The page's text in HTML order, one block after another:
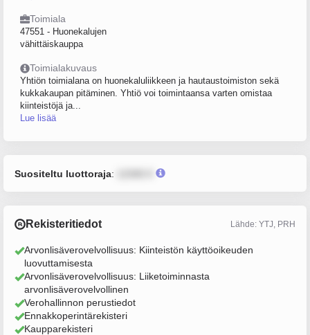
Toimiala
47551 - Huonekalujen
vähittäiskauppa
Toimialakuvaus
Yhtiön toimialana on huonekaluliikkeen ja hautaustoimiston sekä
kukkakaupan pitäminen. Yhtiö voi toimintaansa varten omistaa
kiinteistöjä ja...
Lue lisää
Suositeltu luottoraja:
Rekisteritiedot Lähde: YTJ, PRH
Arvonlisäverovelvollisuus: Kiinteistön käyttöoikeuden
luovuttamisesta
Arvonlisäverovelvollisuus: Liiketoiminnasta
arvonlisäverovelvollinen
Verohallinnon perustiedot
Ennakkoperintärekisteri
Kaupparekisteri